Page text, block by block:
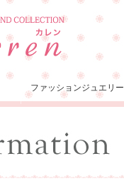
ファッションジュエリー